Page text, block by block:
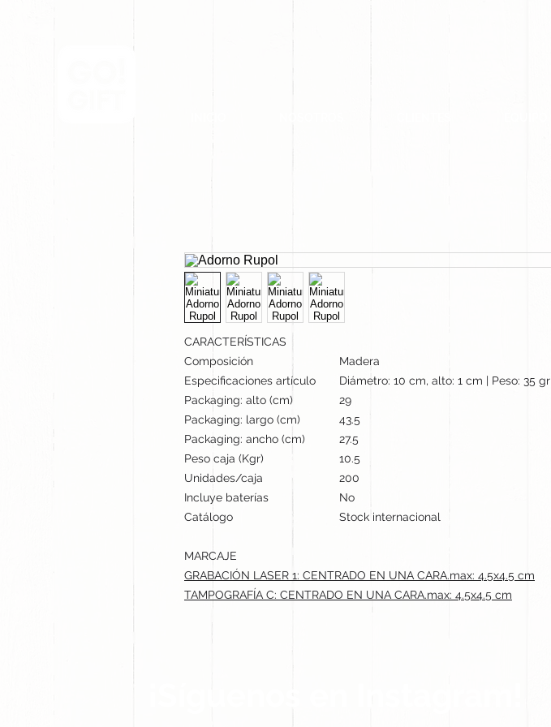
CARACTERÍSTICAS
Composición
Madera
Especificaciones artículo
Diámetro: 10 cm, alto: 1 cm | Peso: 35 gr
Packaging: alto (cm)
29
Packaging: largo (cm)
43.5
Packaging: ancho (cm)
27.5
Peso caja (Kgr)
10.5
Unidades/caja
200
Incluye baterías
No
Catálogo
Stock internacional
MARCAJE
GRABACIÓN LASER 1: CENTRADO EN UNA CARA.max: 4.5x4.5 cm
TAMPOGRAFÍA C: CENTRADO EN UNA CARA.max: 4.5x4.5 cm